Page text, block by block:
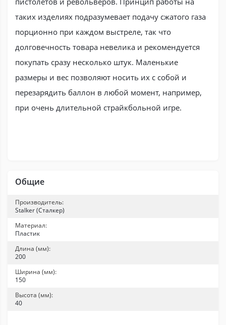
таких изделиях подразумевает подачу сжатого газа
порционно при каждом выстреле, так что
долговечность товара невелика и рекомендуется
покупать сразу несколько штук. Маленькие
размеры и вес позволяют носить их с собой и
перезарядить баллон в любой момент, например,
при очень длительной страйкбольной игре.
Общие
Производитель:
Stalker (Сталкер)
Материал:
Пластик
Длина (мм):
200
Ширина (мм):
150
Высота (мм):
40